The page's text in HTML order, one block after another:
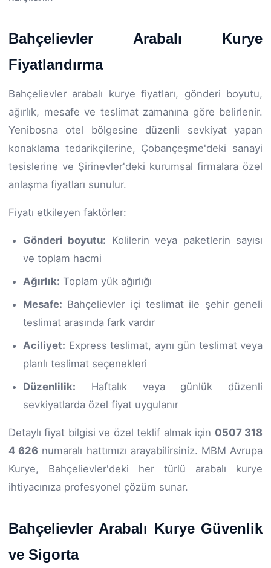
Bahçelievler Arabalı Kurye
Fiyatlandırma
Bahçelievler arabalı kurye fiyatları, gönderi boyutu,
ağırlık, mesafe ve teslimat zamanına göre belirlenir.
Yenibosna otel bölgesine düzenli sevkiyat yapan
konaklama tedarikçilerine, Çobançeşme'deki sanayi
tesislerine ve Şirinevler'deki kurumsal firmalara özel
anlaşma fiyatları sunulur.
Fiyatı etkileyen faktörler:
Gönderi boyutu: Kolilerin veya paketlerin sayısı
ve toplam hacmi
Ağırlık: Toplam yük ağırlığı
Mesafe: Bahçelievler içi teslimat ile şehir geneli
teslimat arasında fark vardır
Aciliyet: Express teslimat, aynı gün teslimat veya
planlı teslimat seçenekleri
Düzenlilik: Haftalık veya günlük düzenli
sevkiyatlarda özel fiyat uygulanır
Detaylı fiyat bilgisi ve özel teklif almak için 0507 318
4 626 numaralı hattımızı arayabilirsiniz. MBM Avrupa
Kurye, Bahçelievler'deki her türlü arabalı kurye
ihtiyacınıza profesyonel çözüm sunar.
Bahçelievler Arabalı Kurye Güvenlik
ve Sigorta